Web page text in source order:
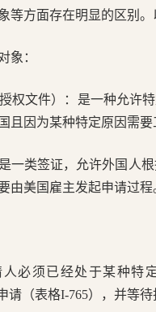
等方面存在明显的区别。
象：
权文件）：是一种允许
且因为某种特定原因需
一类签证，允许外国人
由美国雇主发起申请过程
人必须已经处于某种特
请（表格I-765），并等待